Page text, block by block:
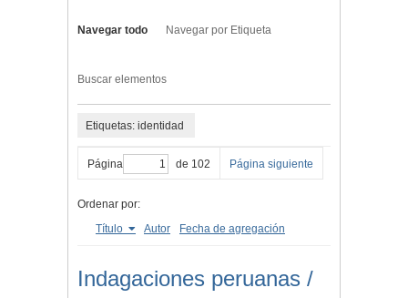
Navegar todo Navegar por Etiqueta
Buscar elementos
Etiquetas: identidad
Página de 102 Página siguiente
Ordenar por:
Título
Autor Fecha de agregación
Indagaciones peruanas /